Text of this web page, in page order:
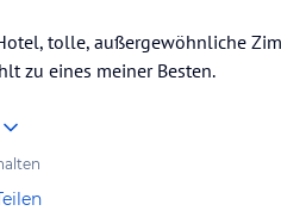
tolle, außergewöhnliche
zu eines meiner Besten.